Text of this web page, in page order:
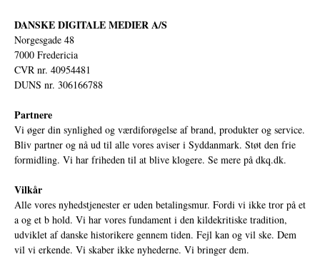
DANSKE DIGITALE MEDIER A/S
Norgesgade 48
7000 Fredericia
CVR nr. 40954481
DUNS nr. 306166788
Partnere
Vi øger din synlighed og værdiforøgelse af brand, produkter og service.
Bliv partner og nå ud til alle vores aviser i Syddanmark. Støt den frie
formidling. Vi har friheden til at blive klogere. Se mere på dkq.dk.
Vilkår
Alle vores nyhedstjenester er uden betalingsmur. Fordi vi ikke tror på et
a og et b hold. Vi har vores fundament i den kildekritiske tradition,
udviklet af danske historikere gennem tiden. Fejl kan og vil ske. Dem
vil vi erkende. Vi skaber ikke nyhederne. Vi bringer dem.